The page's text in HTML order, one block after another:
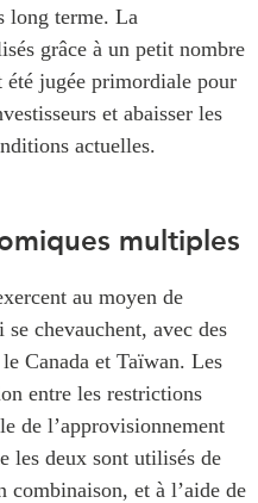
long terme. La
grâce à un petit nombre
été jugée primordiale pour
et abaisser les
actuelles.
multiples
au moyen de
chevauchent, avec des
Canada et Taïwan. Les
entre les restrictions
de l’approvisionnement
les deux sont utilisés de
combinaison, et à l’aide de